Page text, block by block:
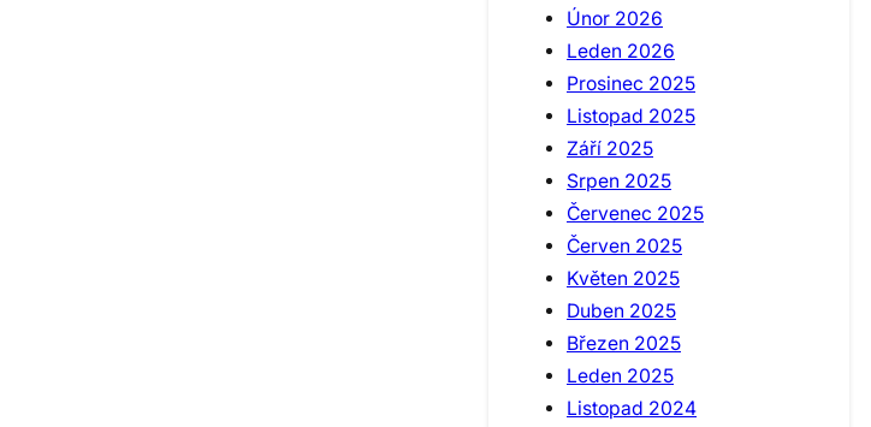
Únor 2026
Leden 2026
Prosinec 2025
Listopad 2025
Září 2025
Srpen 2025
Červenec 2025
Červen 2025
Květen 2025
Duben 2025
Březen 2025
Leden 2025
Listopad 2024